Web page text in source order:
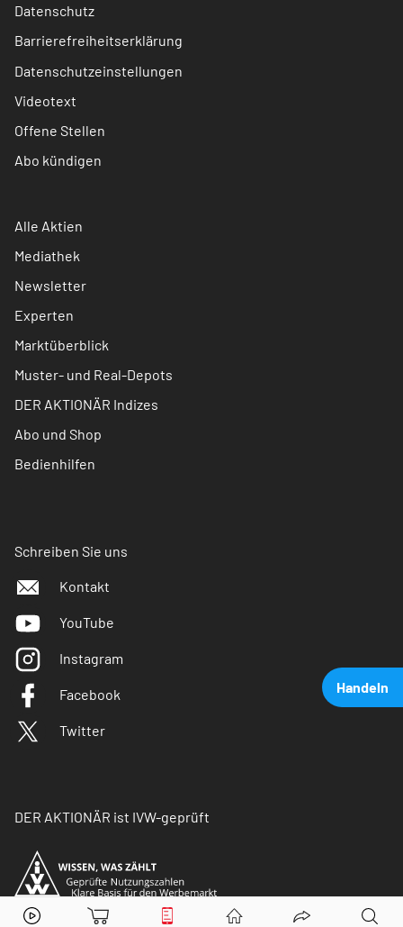
Handeln
Tesla Aktie jetzt handeln?
Datenschutz
Barrierefreiheitserklärung
Datenschutzeinstellungen
Videotext
Offene Stellen
Abo kündigen
Alle Aktien
Mediathek
Newsletter
Experten
Marktüberblick
Muster- und Real-Depots
DER AKTIONÄR Indizes
Abo und Shop
Bedienhilfen
Schreiben Sie uns
Kontakt
YouTube
Instagram
Facebook
Twitter
DER AKTIONÄR ist IVW-geprüft